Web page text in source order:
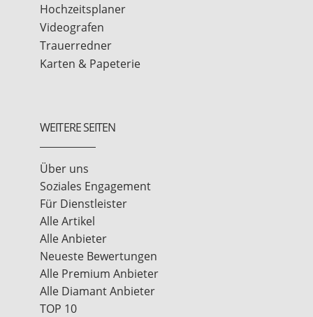
Hochzeitsplaner
Videografen
Trauerredner
Karten & Papeterie
WEITERE SEITEN
Über uns
Soziales Engagement
Für Dienstleister
Alle Artikel
Alle Anbieter
Neueste Bewertungen
Alle Premium Anbieter
Alle Diamant Anbieter
TOP 10